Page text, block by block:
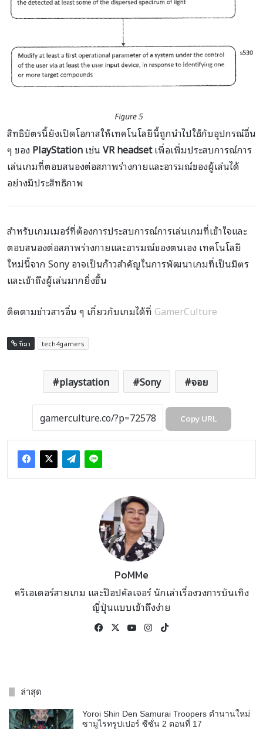
สิทธิบัตรนี้ยังเปิดโอกาสให้เทคโนโลยีนี้ถูกนำไปใช้กับอุปกรณ์อื่น
ๆ ของPlayStationเช่นVR headsetเพื่อเพิ่มประสบการณ์การ
เล่นเกมที่ตอบสนองต่อสภาพร่างกายและอารมณ์ของผู้เล่นได้
อย่างมีประสิทธิภาพ
สำหรับเกมเมอร์ที่ต้องการประสบการณ์การเล่นเกมที่เข้าใจและ
ตอบสนองต่อสภาพร่างกายและอารมณ์ของตนเอง เทคโนโลยี
ใหม่นี้จาก Sony อาจเป็นก้าวสำคัญในการพัฒนาเกมที่เป็นมิตร
และเข้าถึงผู้เล่นมากยิ่งขึ้น
ติดตามข่าวสารอื่น ๆ เกี่ยวกับเกมได้ที่ GamerCulture
ที่มา tech4gamers
playstation Sony จอย
Copy URL
PoMMe
ครีเอเตอร์สายเกม และป๊อปคัลเจอร์ นักเล่าเรื่องวงการบันเทิง
ญี่ปุ่นแบบเข้าถึงง่าย
Facebook
X YouTubeInstagram
ล่าสุด
Yoroi Shin Den Samurai Troopers ตำนานใหม่
ซามูไรทรูปเปอร์ ซีซั่น 2 ตอนที่ 17